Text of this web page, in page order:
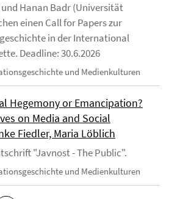
Hanan Badr (Universität
einen Call for Papers zur
in der International
Deadline: 30.6.2026
und Medienkulturen
Hegemony or Emancipation?
on Media and Social
Fiedler, Maria Löblich
"Javnost - The Public".
und Medienkulturen